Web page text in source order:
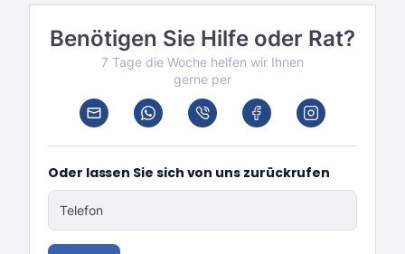
Benötigen Sie Hilfe oder Rat?
7 Tage die Woche helfen wir Ihnen
gerne per
Oder lassen Sie sich von uns zurückrufen
Telefon